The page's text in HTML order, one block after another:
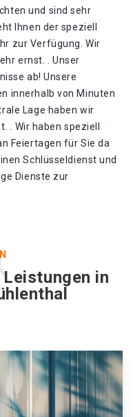
und sind sehr
Ihnen der speziell
zur Verfügung. Wir
ernst. . Unser
ab! Unsere
innerhalb von Minuten
Lage haben wir
. Wir haben speziell
Feiertagen für Sie da
Schlüsseldienst und
Dienste zur
in